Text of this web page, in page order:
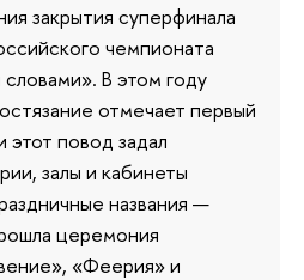
закрытия суперфинала
чемпионата
В этом году
отмечает первый
повод задал
залы и кабинеты
названия —
церемония
«Феерия» и